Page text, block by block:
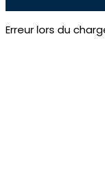
Erreur lors du